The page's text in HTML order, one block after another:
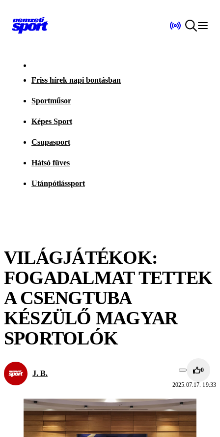
Friss hírek napi bontásban
Sportműsor
Képes Sport
Csupasport
Hátsó füves
Utánpótlássport
VILÁGJÁTÉKOK:
FOGADALMAT TETTEK
A CSENGTUBA
KÉSZÜLŐ MAGYAR
SPORTOLÓK
J. B. 0
2025.07.17. 19:33